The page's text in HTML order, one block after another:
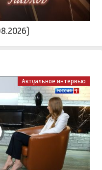
Актуальное интервью